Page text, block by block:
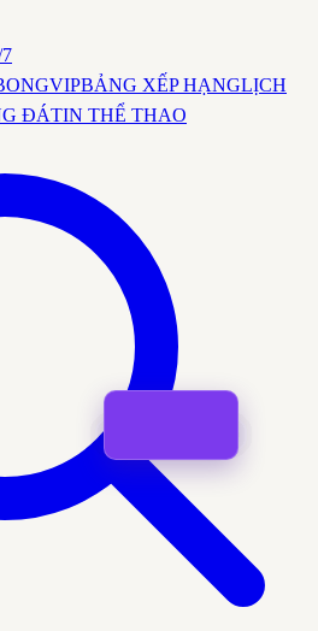
BẢNG XẾP HẠNGLỊCH
ĐÁTIN THỂ THAO